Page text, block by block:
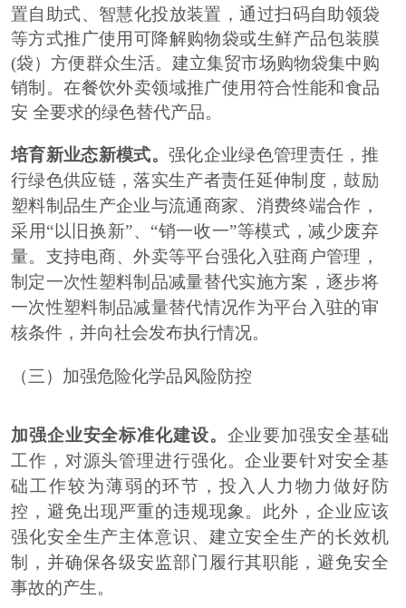
置自助式、智慧化投放装置，通过扫码自助领袋
等方式推广使用可降解购物袋或生鲜产品包装膜
(袋）方便群众生活。建立集贸市场购物袋集中购
销制。在餐饮外卖领域推广使用符合性能和食品
安 全要求的绿色替代产品。
培育新业态新模式。强化企业绿色管理责任，推
行绿色供应链，落实生产者责任延伸制度，鼓励
塑料制品生产企业与流通商家、消费终端合作，
采用“以旧换新”、 “销一收一”等模式，减少废弃
量。支持电商、外卖等平台强化入驻商户管理，
制定一次性塑料制品减量替代实施方案，逐步将
一次性塑料制品减量替代情况作为平台入驻的审
核条件，并向社会发布执行情况。
（三）加强危险化学品风险防控
加强企业安全标准化建设。 企业要加强安全基础
工作，对源头管理进行强化。企业要针对安全基
础工作较为薄弱的环节，投入人力物力做好防
控，避免出现严重的违规现象。此外，企业应该
强化安全生产主体意识、建立安全生产的长效机
制，并确保各级安监部门履行其职能，避免安全
事故的产生。